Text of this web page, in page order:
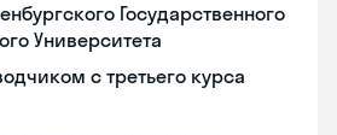
Государственного
Университета
с третьего курса